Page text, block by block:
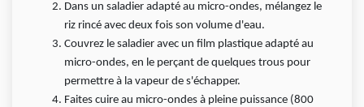
Dans un saladier adapté au micro-ondes, mélangez le
riz rincé avec deux fois son volume d'eau.
Couvrez le saladier avec un film plastique adapté au
micro-ondes, en le perçant de quelques trous pour
permettre à la vapeur de s'échapper.
Faites cuire au micro-ondes à pleine puissance (800